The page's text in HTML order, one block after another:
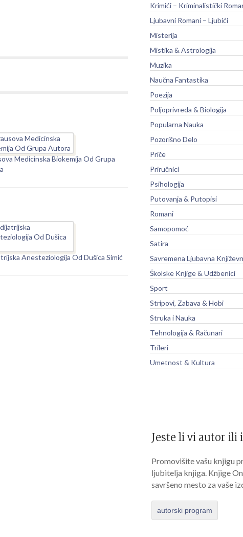
Medicinska Biokemija Od Grupa
Anesteziologija Od Dušica Simić
Krimići – Kriminalistički
Ljubavni Romani – Ljubići
Misterija
Mistika & Astrologija
Muzika
Naučna Fantastika
Poezija
Poljoprivreda & Biologija
Popularna Nauka
Pozorišno Delo
Priče
Priručnici
Psihologija
Putovanja & Putopisi
Romani
Samopomoć
Satira
Savremena Ljubavna
Školske Knjige & Udžbenici
Sport
Stripovi, Zabava & Hobi
Struka i Nauka
Tehnologija & Računari
Trileri
Umetnost & Kultura
Jeste li vi autor ili
Promovišite vašu knjigu
ljubitelja knjiga. Knjige
savršeno mesto za vaše
autorski program